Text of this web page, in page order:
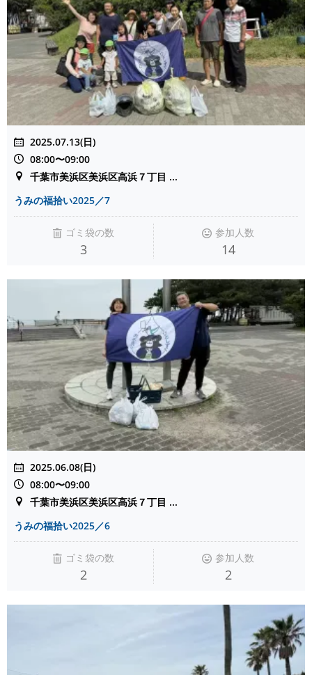
2025.07.13(日)
08:00〜09:00
千葉市美浜区美浜区高浜７丁目 ...
うみの福拾い2025／7
ゴミ袋の数
3
参加人数
14
2025.06.08(日)
08:00〜09:00
千葉市美浜区美浜区高浜７丁目 ...
うみの福拾い2025／6
ゴミ袋の数
2
参加人数
2